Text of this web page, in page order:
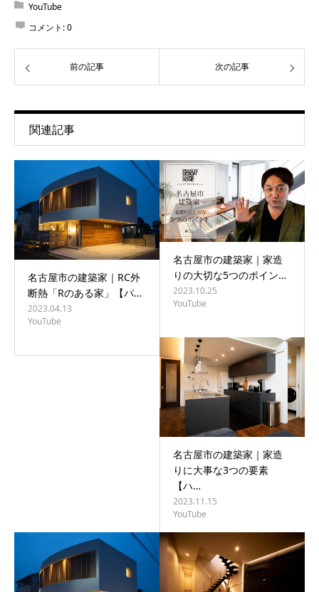
YouTube
コメント:0
前の記事 次の記事
関連記事
名古屋市の建築家｜RC外
断熱「Rのある家」【パ…
2023.04.13
YouTube
名古屋市の建築家｜家造
りの大切な5つのポイン…
2023.10.25
YouTube
名古屋市の建築家｜家造
りに大事な3つの要素
【ハ…
2023.11.15
YouTube